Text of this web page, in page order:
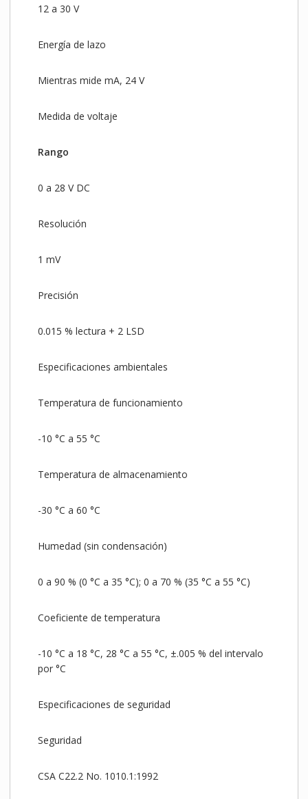
12 a 30 V
Energía de lazo
Mientras mide mA, 24 V
Medida de voltaje
Rango
0 a 28 V DC
Resolución
1 mV
Precisión
0.015 % lectura + 2 LSD
Especificaciones ambientales
Temperatura de funcionamiento
-10 °C a 55 °C
Temperatura de almacenamiento
-30 °C a 60 °C
Humedad (sin condensación)
0 a 90 % (0 °C a 35 °C); 0 a 70 % (35 °C a 55 °C)
Coeficiente de temperatura
-10 °C a 18 °C, 28 °C a 55 °C, ±.005 % del intervalo
por °C
Especificaciones de seguridad
Seguridad
CSA C22.2 No. 1010.1:1992